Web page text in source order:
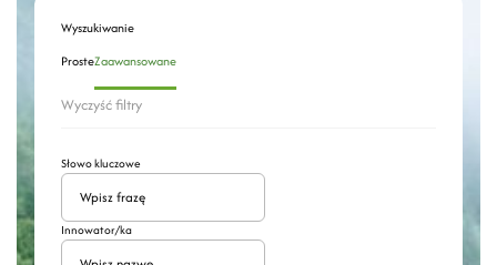
Wyszukiwanie
ProsteZaawansowane
Wyczyść filtry
Słowo kluczowe
Innowator/ka